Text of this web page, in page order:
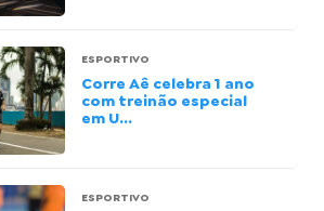
ESPORTIVO
Corre Aê celebra 1 ano
com treinão especial
em U...
ESPORTIVO